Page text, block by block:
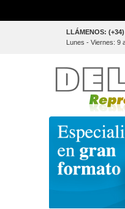
LLÁMENOS:
Lunes - Viernes: 9